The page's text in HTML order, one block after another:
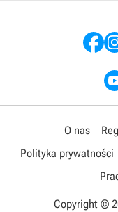
O nas
Polityka prywatności
Copyright ©